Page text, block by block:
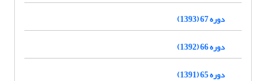
دوره 67 (1393)
دوره 66 (1392)
دوره 65 (1391)